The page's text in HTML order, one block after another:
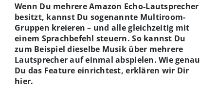
Wenn Du mehrere Amazon Echo-Lautsprecher
besitzt, kannst Du sogenannte Multiroom-
Gruppen kreieren – und alle gleichzeitig mit
einem Sprachbefehl steuern. So kannst Du
zum Beispiel dieselbe Musik über mehrere
Lautsprecher auf einmal abspielen. Wie genau
Du das Feature einrichtest, erklären wir Dir
hier.